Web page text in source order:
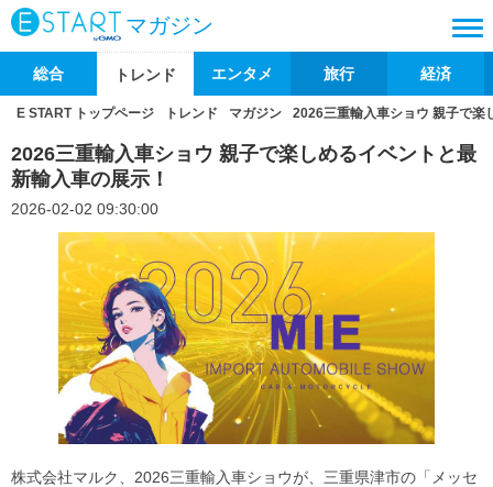
マガジン
総合 トレンド エンタメ 旅行 経済
E START トップページ トレンド マガジン 2026三重輸入車ショウ 親子で楽
2026三重輸入車ショウ 親子で楽しめるイベントと最
新輸入車の展示！
2026-02-02 09:30:00
株式会社マルク、2026三重輸入車ショウが、三重県津市の「メッセ